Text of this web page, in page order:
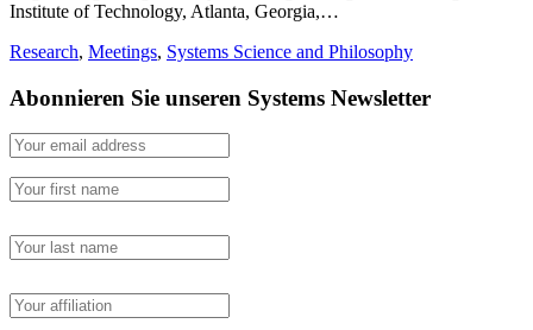
Institute of Technology, Atlanta, Georgia,…
Research, Meetings, Systems Science and Philosophy
Abonnieren Sie unseren Systems Newsletter